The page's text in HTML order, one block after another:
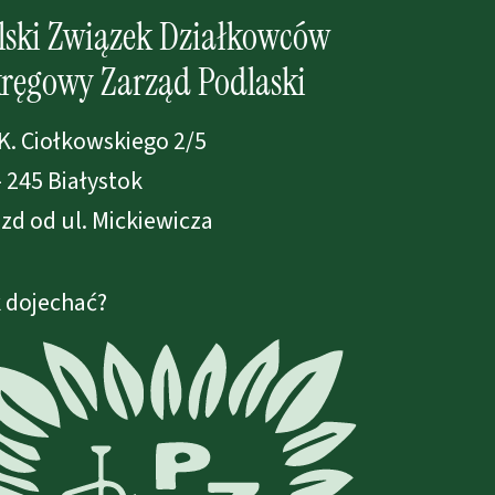
Związek Działkowców
Zarząd Podlaski
Ciołkowskiego 2/5
245 Białystok
od ul. Mickiewicza